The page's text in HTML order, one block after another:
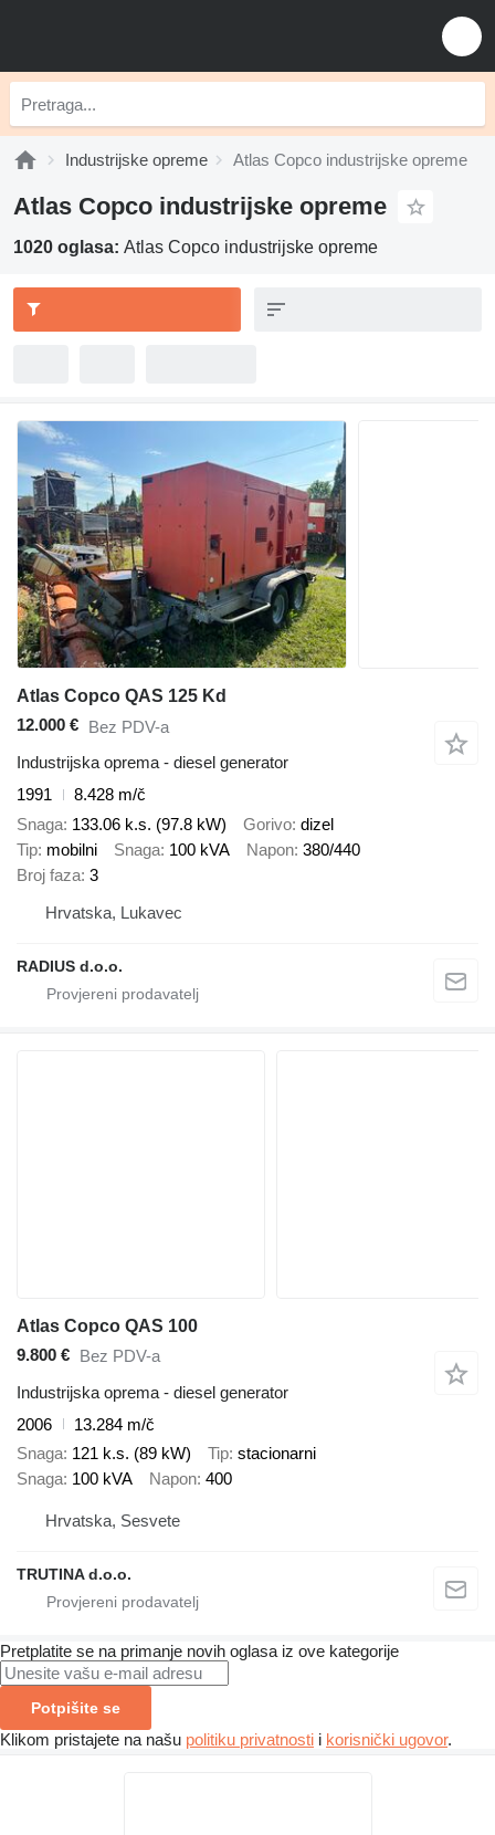
Industrijske opreme Atlas Copco industrijske opreme
Atlas Copco industrijske opreme
1020 oglasa: Atlas Copco industrijske opreme
Atlas Copco QAS 125 Kd
12.000 € Bez PDV-a
Industrijska oprema - diesel generator
1991
8.428 m/č
Snaga 133.06 k.s. (97.8 kW) Gorivo dizel
Tip mobilni Snaga 100 kVA Napon 380/440
Broj faza 3
Hrvatska, Lukavec
RADIUS d.o.o.
Atlas Copco QAS 100
9.800 € Bez PDV-a
Industrijska oprema - diesel generator
2006
13.284 m/č
Snaga 121 k.s. (89 kW) Tip stacionarni
Snaga 100 kVA Napon 400
Hrvatska, Sesvete
TRUTINA d.o.o.
Pretplatite se na primanje novih oglasa iz ove kategorije
Potpišite se
Klikom pristajete na našu politiku privatnosti i korisnički ugovor.